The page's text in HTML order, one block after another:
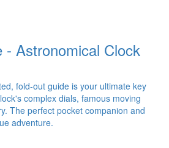
- Astronomical Clock
fold-out guide is your ultimate key
complex dials, famous moving
The perfect pocket companion and
adventure.